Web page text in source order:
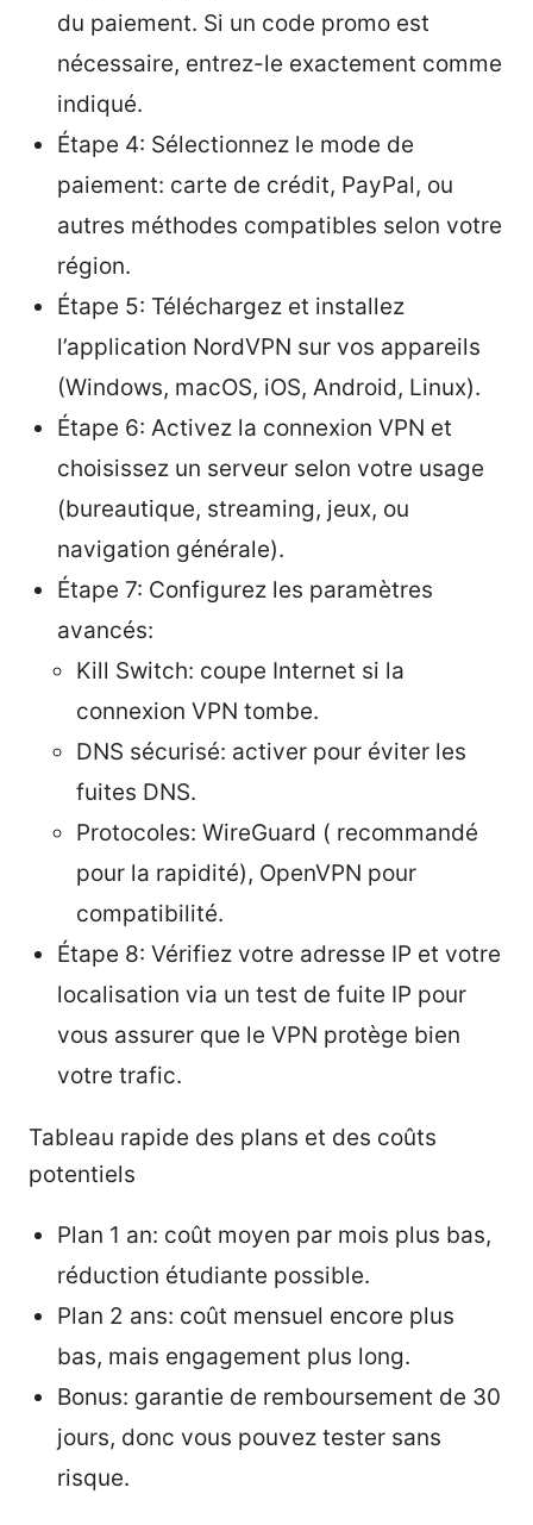
du paiement. Si un code promo est
nécessaire, entrez-le exactement comme
indiqué.
Étape 4: Sélectionnez le mode de
paiement: carte de crédit, PayPal, ou
autres méthodes compatibles selon votre
région.
Étape 5: Téléchargez et installez
l’application NordVPN sur vos appareils
(Windows, macOS, iOS, Android, Linux).
Étape 6: Activez la connexion VPN et
choisissez un serveur selon votre usage
(bureautique, streaming, jeux, ou
navigation générale).
Étape 7: Configurez les paramètres
avancés:
Kill Switch: coupe Internet si la
connexion VPN tombe.
DNS sécurisé: activer pour éviter les
fuites DNS.
Protocoles: WireGuard ( recommandé
pour la rapidité), OpenVPN pour
compatibilité.
Étape 8: Vérifiez votre adresse IP et votre
localisation via un test de fuite IP pour
vous assurer que le VPN protège bien
votre trafic.
Tableau rapide des plans et des coûts
potentiels
Plan 1 an: coût moyen par mois plus bas,
réduction étudiante possible.
Plan 2 ans: coût mensuel encore plus
bas, mais engagement plus long.
Bonus: garantie de remboursement de 30
jours, donc vous pouvez tester sans
risque.